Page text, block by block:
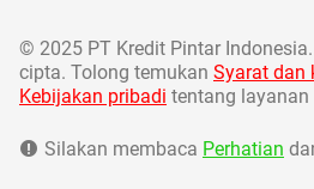
© 2025 PT Kredit Pintar
cipta. Tolong temukan Syarat dan
Kebijakan pribadi tentang layanan
Silakan membaca Perhatian